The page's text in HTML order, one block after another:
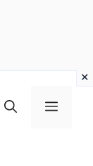
Menu